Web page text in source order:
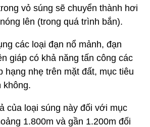
vỏ súng sẽ chuyển thành hơi
lên (trong quá trình bắn).
các loại đạn nổ mảnh, đạn
giáp có khả năng tấn công các
hạng nhẹ trên mặt đất, mục tiêu
không.
của loại súng này đối với mục
1.800m và gần 1.200m đối